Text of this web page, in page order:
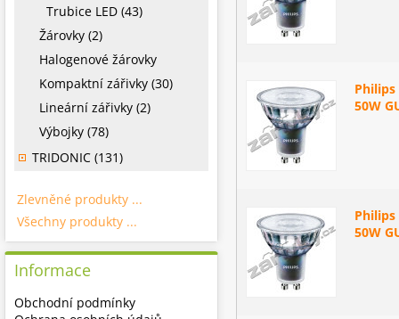
Philips
50W
Philips
50W
Trubice LED (43)
Žárovky (2)
Halogenové žárovky
Kompaktní zářivky (30)
Lineární zářivky (2)
Výbojky (78)
TRIDONIC (131)
Zlevněné produkty ...
Všechny produkty ...
Informace
Obchodní podmínky